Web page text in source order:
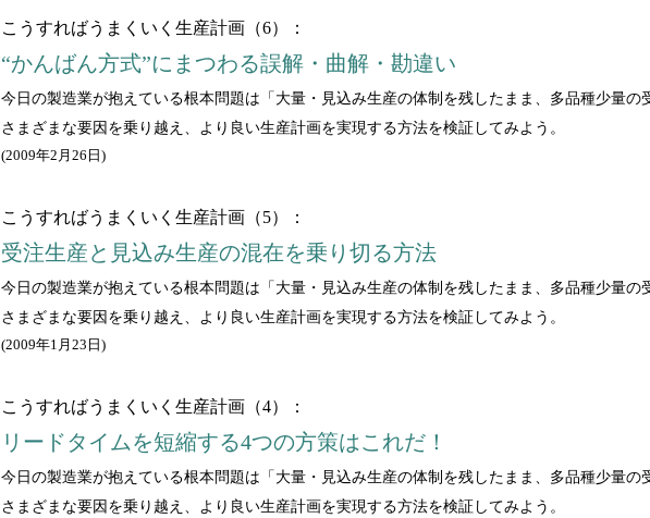
こうすればうまくいく生産計画（6）：
“かんばん方式”にまつわる誤解・曲解・勘違い
今日の製造業が抱えている根本問題は「大量・見込み生産の体制を残したまま、多品種少量
さまざまな要因を乗り越え、より良い生産計画を実現する方法を検証してみよう。
(2009年2月26日 )
こうすればうまくいく生産計画（5）：
受注生産と見込み生産の混在を乗り切る方法
今日の製造業が抱えている根本問題は「大量・見込み生産の体制を残したまま、多品種少量
さまざまな要因を乗り越え、より良い生産計画を実現する方法を検証してみよう。
(2009年1月23日 )
こうすればうまくいく生産計画（4）：
リードタイムを短縮する4つの方策はこれだ！
今日の製造業が抱えている根本問題は「大量・見込み生産の体制を残したまま、多品種少量
さまざまな要因を乗り越え、より良い生産計画を実現する方法を検証してみよう。